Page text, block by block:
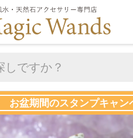
お盆期間のスタンプキャン